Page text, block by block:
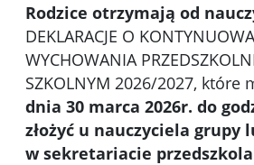
Rodzice otrzymają od
DEKLARACJE O
WYCHOWANIA
SZKOLNYM 2026/2027, które
dnia 30 marca 2026r. do
złożyć u nauczyciela grupy
w sekretariacie